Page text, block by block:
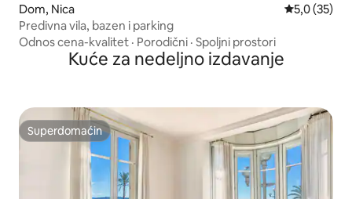
Dom, Nica Prosečna
5,0 (35)
Predivna vila, bazen i parking
Odnos cena-kvalitet · Porodični · Spoljni prostori
Kuće za nedeljno izdavanje
Superdomaćin
Superdomaćin